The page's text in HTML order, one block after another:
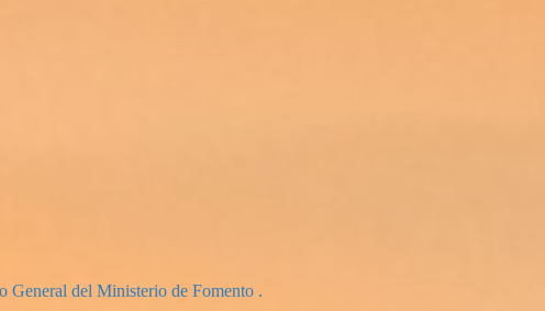
General del Ministerio de Fomento .